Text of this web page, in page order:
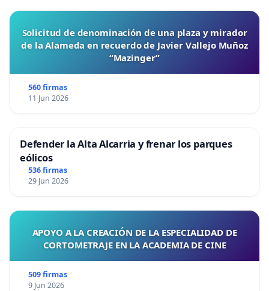
Solicitud de denominación de una plaza y mirador
de la Alameda en recuerdo de Javier Vallejo Muñoz
“Mazinger”
560 firmas
11 Jun 2026
Defender la Alta Alcarria y frenar los parques
eólicos
536 firmas
29 Jun 2026
APOYO A LA CREACIÓN DE LA ESPECIALIDAD DE
CORTOMETRAJE EN LA ACADEMIA DE CINE
509 firmas
9 Jun 2026